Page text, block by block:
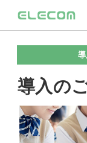
導入の